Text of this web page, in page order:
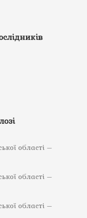
області –
області –
області –